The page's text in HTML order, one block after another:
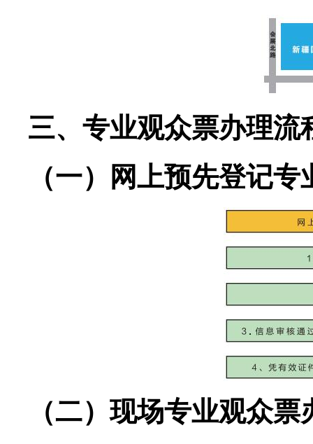
三、专业观众票办理流
（一）网上预先登记
（二）现场专业观众票